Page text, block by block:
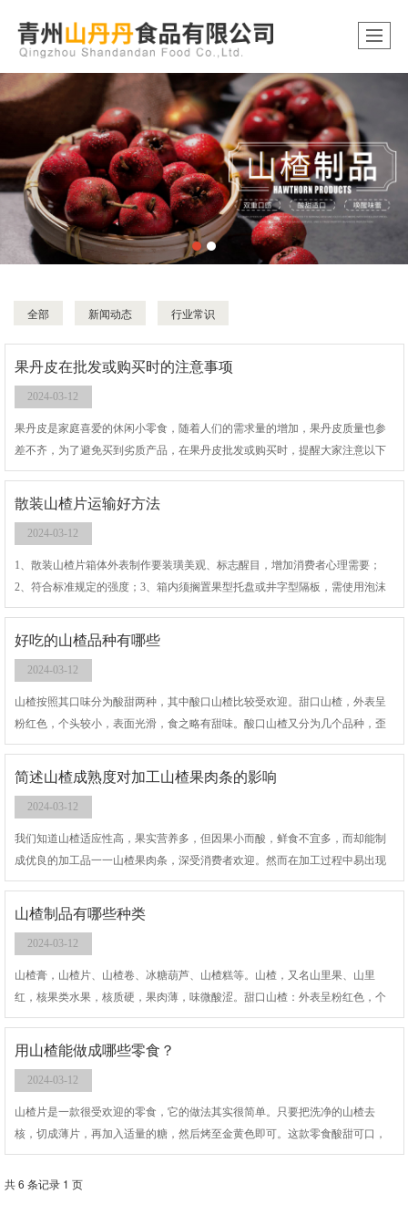
全部 新闻动态 行业常识
果丹皮在批发或购买时的注意事项
2024-03-12
果丹皮是家庭喜爱的休闲小零食，随着人们的需求量的增加，果丹皮质量也参
差不齐，为了避免买到劣质产品，在果丹皮批发或购买时，提醒大家注意以下
几点：看日期，我们在进行购买的时候，要看仔细了，不要买到过期的食品。
散装山楂片运输好方法
2024-03-12
1、散装山楂片箱体外表制作要装璜美观、标志醒目，增加消费者心理需要；
2、符合标准规定的强度；3、箱内须搁置果型托盘或井字型隔板，需使用泡沫
网套单箱包装，不规则的山楂片箱之间设置填充物。4、箱体外形尺寸根据不同
品种及运载工具（集装箱、托盘）规定的尺寸进行设计，注意小心进行人工搬
好吃的山楂品种有哪些
2024-03-12
山楂按照其口味分为酸甜两种，其中酸口山楂比较受欢迎。甜口山楂，外表呈
粉红色，个头较小，表面光滑，食之略有甜味。酸口山楂又分为几个品种，歪
把红，大金星，大绵球和普通山楂。
简述山楂成熟度对加工山楂果肉条的影响
2024-03-12
我们知道山楂适应性高，果实营养多，但因果小而酸，鲜食不宜多，而却能制
成优良的加工品一一山楂果肉条，深受消费者欢迎。然而在加工过程中易出现
成品不能成条现象，直接影响了产品质量，减少了商品率。
山楂制品有哪些种类
2024-03-12
山楂膏，山楂片、山楂卷、冰糖葫芦、山楂糕等。山楂，又名山里果、山里
红，核果类水果，核质硬，果肉薄，味微酸涩。甜口山楂：外表呈粉红色，个
头较小，表面光滑，食之略有甜味。酸口山楂：分为歪把红、大金星、大绵球
和普通山楂几个品种。
用山楂能做成哪些零食？
2024-03-12
山楂片是一款很受欢迎的零食，它的做法其实很简单。只要把洗净的山楂去
核，切成薄片，再加入适量的糖，然后烤至金黄色即可。这款零食酸甜可口，
既可以当作零食，也可以当作下饭菜。
共 6 条记录 1 页